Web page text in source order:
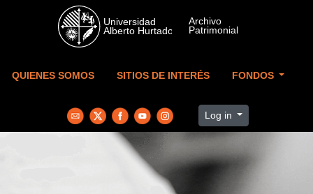
Skip to main content
QUIENES SOMOS SITIOS DE INTERÉS FONDOS
Log in